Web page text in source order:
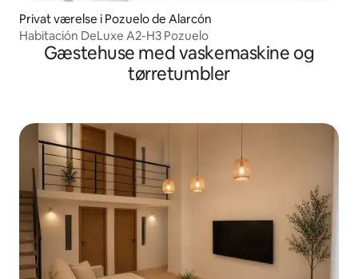
Privat værelse i Pozuelo de Alarcón
Habitación DeLuxe A2-H3 Pozuelo
Gæstehuse med vaskemaskine og
tørretumbler